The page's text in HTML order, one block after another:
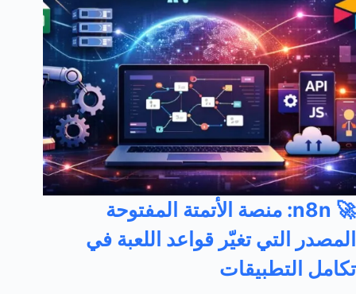
🚀 n8n: منصة الأتمتة المفتوحة
المصدر التي تغيّر قواعد اللعبة في
تكامل التطبيقات